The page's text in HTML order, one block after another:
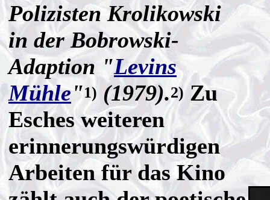
Polizisten Krolikowski
in der Bobrowski-
Adaption "Levins
Mühle"1) (1979).2) Zu
Esches weiteren
erinnerungswürdigen
Arbeiten für das Kino